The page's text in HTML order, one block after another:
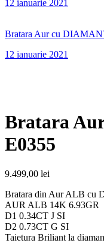
12 ianuarie 2021
Bratara Aur cu
12 ianuarie 2021
Bratara
E0355
9.499,00 lei
Bratara din Aur ALB cu
AUR ALB 14K 6.93GR
D1 0.34CT J SI
D2 0.73CT G SI
Taietura Briliant la